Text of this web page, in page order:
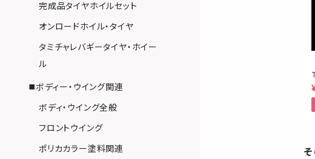
完成品タイヤホイルセット
オンロードホイル・タイヤ
タミチャレバギータイヤ・ホイー
ル
◼️ボディー・ウイング関連
ボディ・ウイング全般
フロントウイング
ポリカカラー塗料関連